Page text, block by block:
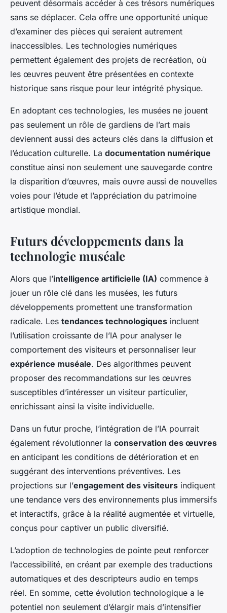
peuvent désormais accéder à ces trésors numériques
sans se déplacer. Cela offre une opportunité unique
d’examiner des pièces qui seraient autrement
inaccessibles. Les technologies numériques
permettent également des projets de recréation, où
les œuvres peuvent être présentées en contexte
historique sans risque pour leur intégrité physique.
En adoptant ces technologies, les musées ne jouent
pas seulement un rôle de gardiens de l’art mais
deviennent aussi des acteurs clés dans la diffusion et
l’éducation culturelle. La documentation numérique
constitue ainsi non seulement une sauvegarde contre
la disparition d’œuvres, mais ouvre aussi de nouvelles
voies pour l’étude et l’appréciation du patrimoine
artistique mondial.
Futurs développements dans la
technologie muséale
Alors que l’intelligence artificielle (IA) commence à
jouer un rôle clé dans les musées, les futurs
développements promettent une transformation
radicale. Les tendances technologiques incluent
l’utilisation croissante de l’IA pour analyser le
comportement des visiteurs et personnaliser leur
expérience muséale. Des algorithmes peuvent
proposer des recommandations sur les œuvres
susceptibles d’intéresser un visiteur particulier,
enrichissant ainsi la visite individuelle.
Dans un futur proche, l’intégration de l’IA pourrait
également révolutionner la conservation des œuvres
en anticipant les conditions de détérioration et en
suggérant des interventions préventives. Les
projections sur l’engagement des visiteurs indiquent
une tendance vers des environnements plus immersifs
et interactifs, grâce à la réalité augmentée et virtuelle,
conçus pour captiver un public diversifié.
L’adoption de technologies de pointe peut renforcer
l’accessibilité, en créant par exemple des traductions
automatiques et des descripteurs audio en temps
réel. En somme, cette évolution technologique a le
potentiel non seulement d’élargir mais d’intensifier